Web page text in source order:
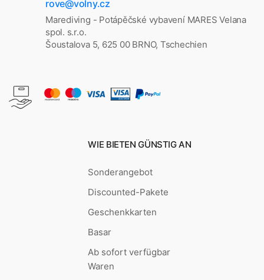
rove@volny.cz
Marediving - Potápěčské vybavení MARES Velana
spol. s.r.o.
Šoustalova 5, 625 00 BRNO, Tschechien
WIE BIETEN GÜNSTIG AN
Sonderangebot
Discounted-Pakete
Geschenkkarten
Basar
Ab sofort verfügbar
Waren